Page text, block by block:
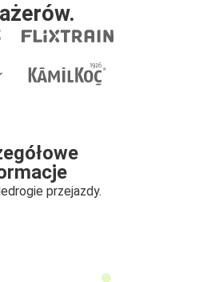
przejazdy.